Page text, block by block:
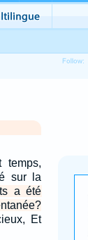
temps,
sur la
a été
Et